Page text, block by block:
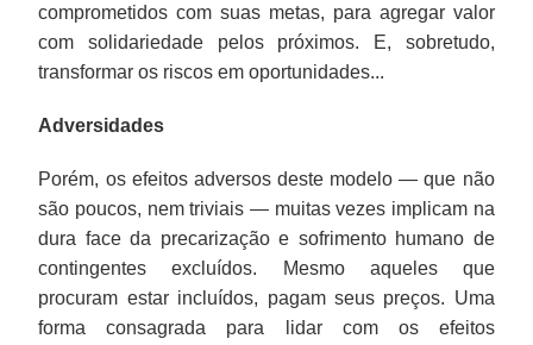
comprometidos com suas metas, para agregar valor
com solidariedade pelos próximos. E, sobretudo,
transformar os riscos em oportunidades...
Adversidades
Porém, os efeitos adversos deste modelo — que não
são poucos, nem triviais — muitas vezes implicam na
dura face da precarização e sofrimento humano de
contingentes excluídos. Mesmo aqueles que
procuram estar incluídos, pagam seus preços. Uma
forma consagrada para lidar com os efeitos